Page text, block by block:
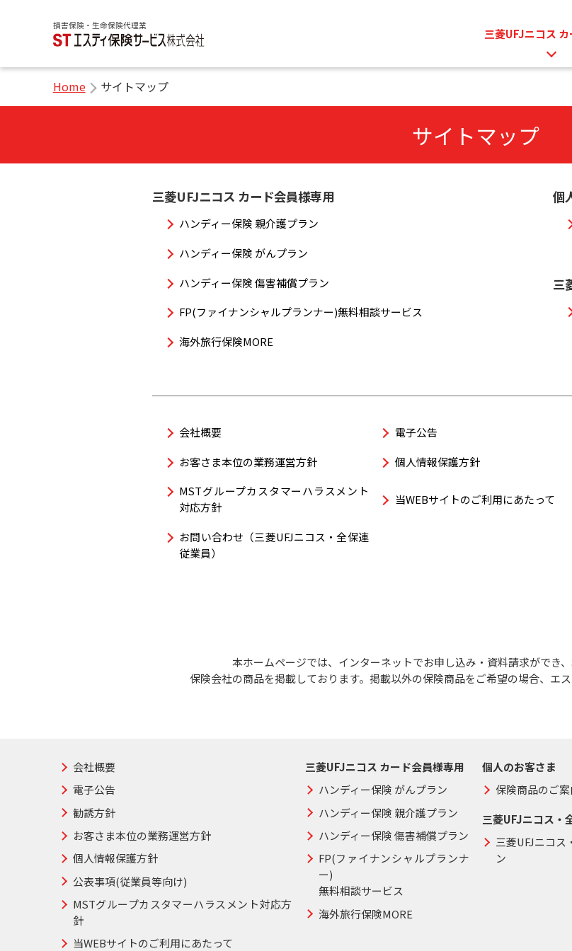
三菱UFJニコス
Home サイトマップ
サイトマップ
三菱UFJニコス カード会員様専用
ハンディー保険 親介護プラン
ハンディー保険 がんプラン
ハンディー保険 傷害補償プラン
FP(ファイナンシャルプランナー)無料相談サービス
海外旅行保険MORE
個
三
会社概要 電子公告
お客さま本位の業務運営方針
個人情報保護方針
MSTグループカスタマーハラスメント
対応方針
当WEBサイトのご利用にあたって
お問い合わせ（三菱UFJニコス・全保連
従業員）
本ホームページでは、インターネットでお申し込み・資料請求ができ
保険会社の商品を掲載しております。掲載以外の保険商品をご希望の場合、エ
会社概要
電子公告
勧誘方針
お客さま本位の業務運営方針
個人情報保護方針
公表事項(従業員等向け)
MSTグループカスタマーハラスメント対応方
針
当WEBサイトのご利用にあたって
三菱UFJニコス カード会員様専用
ハンディー保険 がんプラン
ハンディー保険 親介護プラン
ハンディー保険 傷害補償プラン
FP(ファイナンシャルプランナ
ー)
無料相談サービス
海外旅行保険MORE
個人のお客さま
保険商品のご
三菱UFJニコス・
三菱UFJニコス
ン